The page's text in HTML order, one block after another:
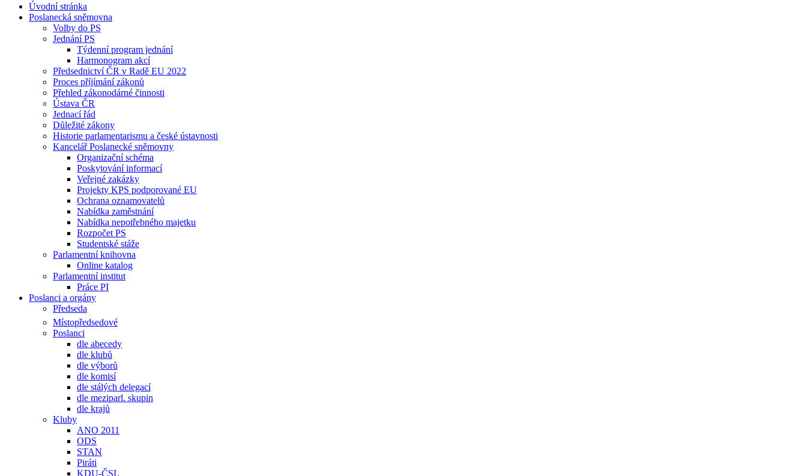
Úvodní stránka
Poslanecká sněmovna
Volby do PS
Jednání PS
Týdenní program jednání
Harmonogram akcí
Předsednictví ČR v Radě EU 2022
Proces příjímání zákonů
Přehled zákonodárné činnosti
Ústava ČR
Jednací řád
Důležité zákony
Historie parlamentarismu a české ústavnosti
Kancelář Poslanecké sněmovny
Organizační schéma
Poskytování informací
Veřejné zakázky
Projekty KPS podporované EU
Ochrana oznamovatelů
Nabídka zaměstnání
Nabídka nepotřebného majetku
Rozpočet PS
Studentské stáže
Parlamentní knihovna
Online katalog
Parlamentní institut
Práce PI
Poslanci a orgány
Předseda
Místopředsedové
Poslanci
dle abecedy
dle klubů
dle výborů
dle komisí
dle stálých delegací
dle meziparl. skupin
dle krajů
Kluby
ANO 2011
ODS
STAN
Piráti
KDU-ČSL